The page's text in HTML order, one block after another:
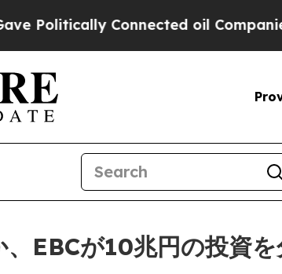
Connected oil Companies — not
EBCが10兆円の投資を